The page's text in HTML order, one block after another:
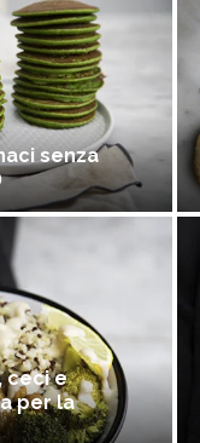
senza
ceci e
per la